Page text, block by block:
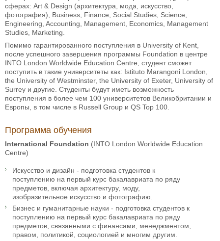
сферах: Art & Design (архитектура, мода, искусство,
фотография); Business, Finance, Social Studies, Science,
Engineering, Accounting, Management, Economics, Management
Studies, Marketing.
Помимо гарантированного поступления в University of Kent,
после успешного завершения программы Foundation в центре
INTO London Worldwide Education Centre, студент сможет
поступить в такие университеты как: Istituto Marangoni London,
the University of Westminster, the University of Exeter, University of
Surrey и другие. Студенты будут иметь возможность
поступления в более чем 100 университетов Великобритании и
Европы, в том числе в Russell Group и QS Top 100.
Программа обучения
International Foundation (INTO London Worldwide Education
Centre)
Искусство и дизайн - подготовка студентов к
поступлению на первый курс бакалавриата по ряду
предметов, включая архитектуру, моду,
изобразительное искусство и фотографию.
Бизнес и гуманитарные науки - подготовка студентов к
поступлению на первый курс бакалавриата по ряду
предметов, связанными с финансами, менеджментом,
правом, политикой, социологией и многим другим.